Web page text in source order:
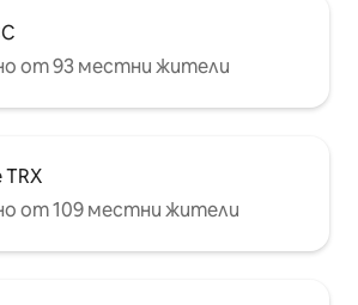
от 93 местни жители
от 109 местни жители